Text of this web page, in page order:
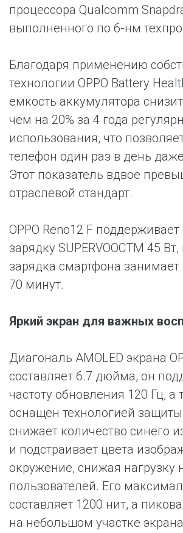
процессора Qualcomm
выполненного по 6-нм
Благодаря применению
технологии OPPO Battery
емкость аккумулятора
чем на 20% за 4 года
использования, что
телефон один раз в день
Этот показатель вдвое
отраслевой стандарт.
OPPO Reno12 F
зарядку SUPERVOOCTM 45
зарядка смартфона занимает
70 минут.
Яркий экран для важных
Диагональ AMOLED экрана
составляет 6.7 дюйма, он
частоту обновления 120 Гц, а
оснащен технологией
снижает количество синего
и подстраивает цвета
окружение, снижая нагрузку
пользователей. Его
составляет 1200 нит, а
на небольшом участке